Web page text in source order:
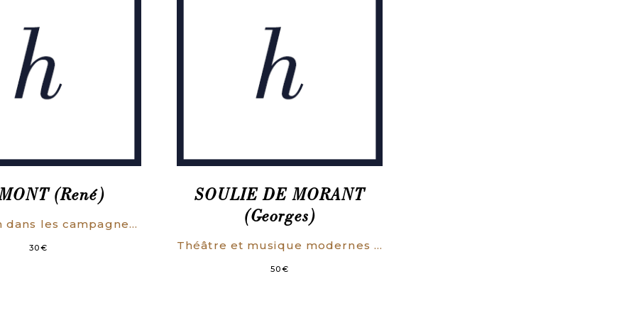
(René)
Révolution dans les campagnes chinoises.
30€
SOULIE DE MORANT
(Georges)
Théâtre et musique modernes en Chine. Avec une étude technique de la Musique chinoise et transcriptions pour piano par André Gailhard.
50€